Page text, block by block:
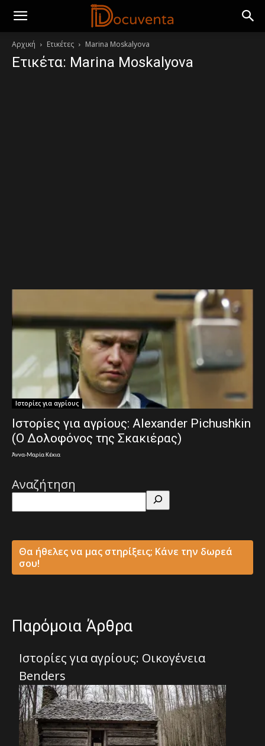
Αρχική Ετικέτες Marina Moskalyova
Ετικέτα: Marina Moskalyova
Ιστορίες για αγρίους
Ιστορίες για αγρίους: Alexander Pichushkin
(Ο Δολοφόνος της Σκακιέρας)
Άννα-Μαρία Κέκια
Αναζήτηση
Θα ήθελες να μας στηρίξεις; Κάνε την δωρεά
σου!
Παρόμοια Άρθρα
Ιστορίες για αγρίους: Οικογένεια
Benders